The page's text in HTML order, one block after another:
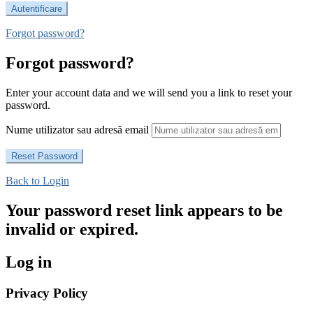
Forgot password?
Forgot password?
Enter your account data and we will send you a link to reset your
password.
Nume utilizator sau adresă email
Back to Login
Your password reset link appears to be
invalid or expired.
Log in
Privacy Policy